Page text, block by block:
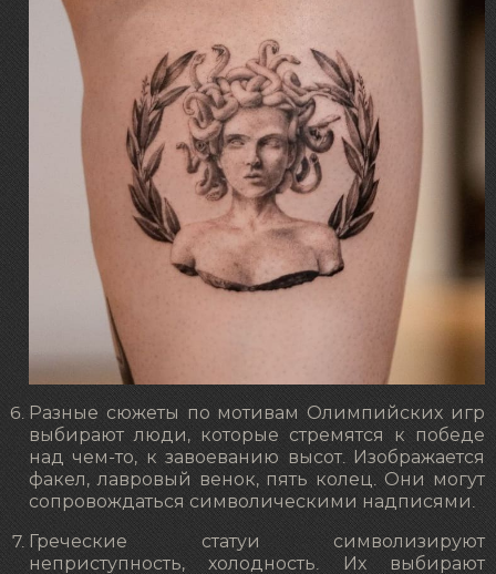
Разные сюжеты по мотивам Олимпийских игр
выбирают люди, которые стремятся к победе
над чем-то, к завоеванию высот. Изображается
факел, лавровый венок, пять колец. Они могут
сопровождаться символическими надписями.
Греческие статуи символизируют
неприступность, холодность. Их выбирают